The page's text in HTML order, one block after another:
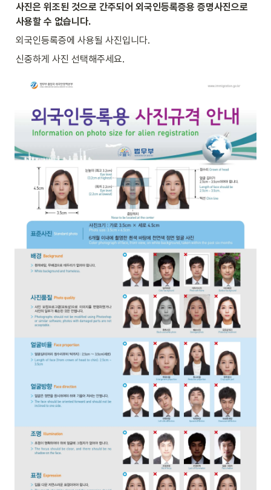
사진은 위조된 것으로 간주되어 외국인등록증용 증명사진으로
사용할 수 없습니다.
외국인등록증에 사용될 사진입니다.
신중하게 사진 선택해주세요.